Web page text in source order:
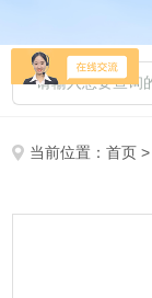
当前位置：首页 >